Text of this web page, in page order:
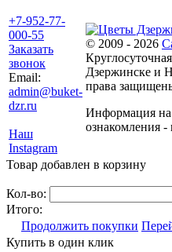
+7-952-77-
000-55
Заказать
звонок
Email:
admin@buket-
dzr.ru
Наш
Instagram
© 2009 - 2026
Дзержинске и
права
Информация на
ознакомления -
Товар добавлен в корзину
Кол-во:
Итого:
Продолжить покупки
Купить в один клик